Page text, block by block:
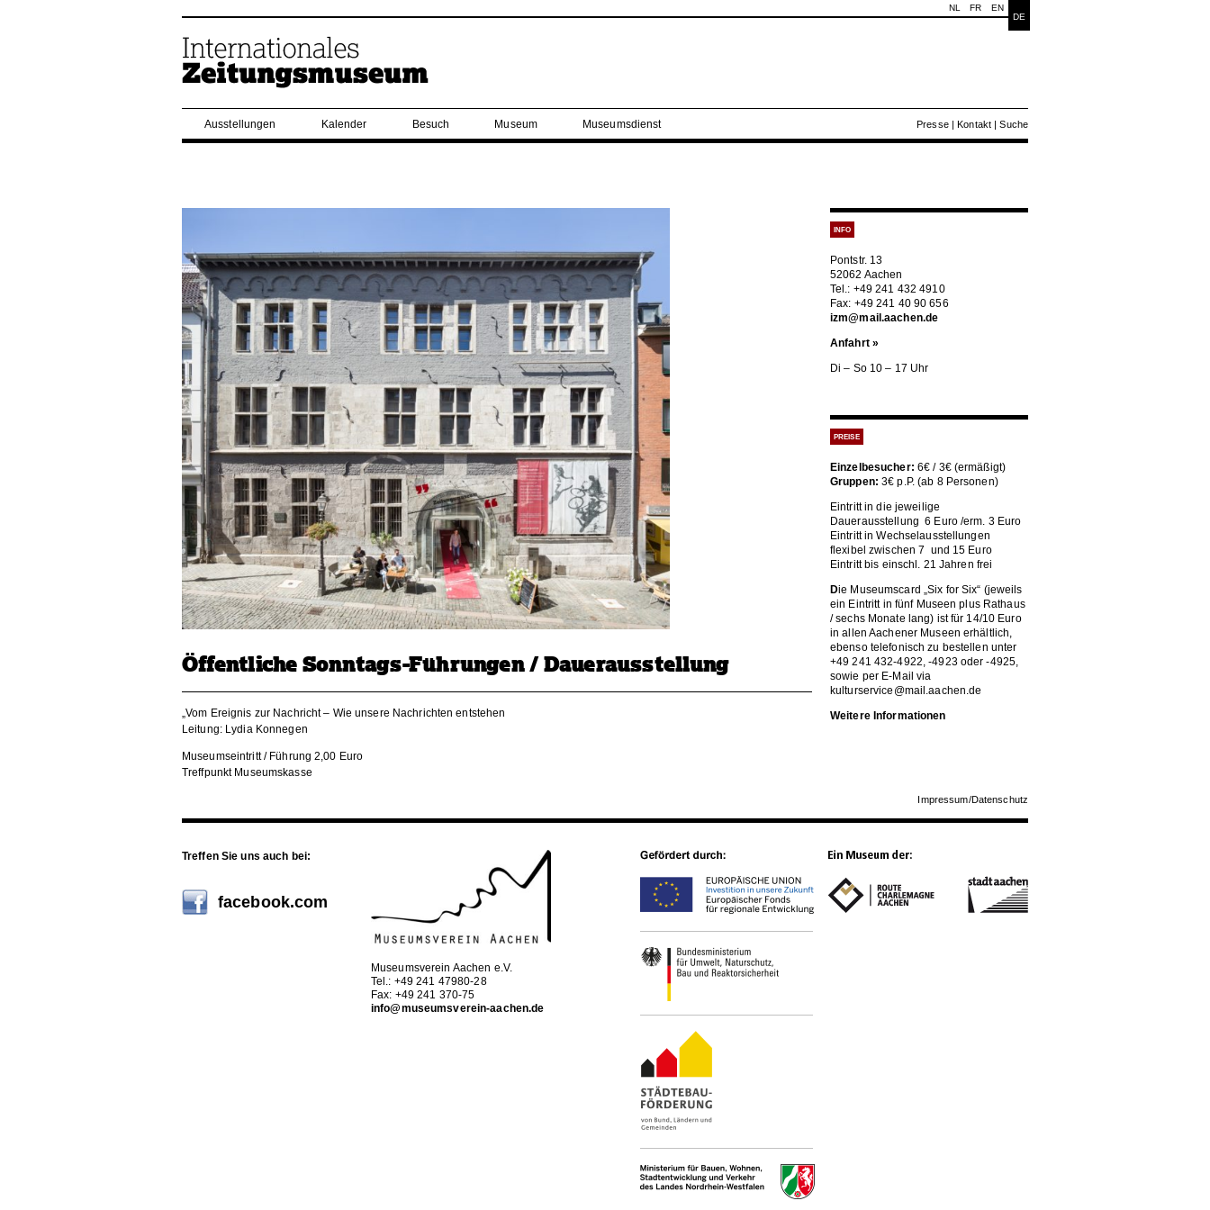
DE
EN
FR
NL
Ausstellungen Kalender Besuch Museum Museumsdienst Presse|Kontakt |Suche
Öffentliche Sonntags-Führungen / Dauerausstellung
„Vom Ereignis zur Nachricht – Wie unsere Nachrichten entstehen
Leitung: Lydia Konnegen
Museumseintritt / Führung 2,00 Euro
Treffpunkt Museumskasse
INFO
Pontstr. 13
52062 Aachen
Tel.: +49 241 432 4910
Fax: +49 241 40 90 656
izm@mail.aachen.de
Anfahrt »
Di – So 10 – 17 Uhr
PREISE
Einzelbesucher: 6€ / 3€ (ermäßigt)
Gruppen: 3€ p.P. (ab 8 Personen)
Eintritt in die jeweilige
Dauerausstellung 6 Euro /erm. 3 Euro
Eintritt in Wechselausstellungen
flexibel zwischen 7 und 15 Euro
Eintritt bis einschl. 21 Jahren frei
Die Museumscard „Six for Six“ (jeweils
ein Eintritt in fünf Museen plus Rathaus
/ sechs Monate lang) ist für 14/10 Euro
in allen Aachener Museen erhältlich,
ebenso telefonisch zu bestellen unter
+49 241 432-4922, -4923 oder -4925,
sowie per E-Mail via
kulturservice@mail.aachen.de
Weitere Informationen
Impressum/Datenschutz
Treffen Sie uns auch bei:
facebook.com
Museumsverein Aachen e.V.
Tel.: +49 241 47980-28
Fax: +49 241 370-75
info@museumsverein-aachen.de